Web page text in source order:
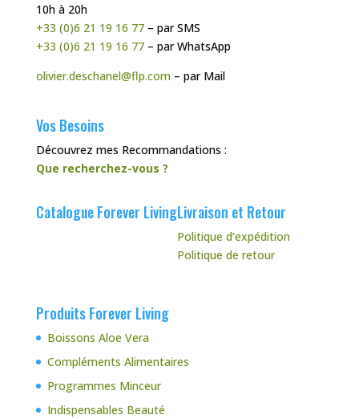
10h à 20h
+33 (0)6 21 19 16 77– par SMS
+33 (0)6 21 19 16 77– par WhatsApp
olivier.deschanel@flp.com– par Mail
Vos Besoins
Découvrez mes Recommandations :
Que recherchez-vous ?
Catalogue Forever LivingLivraison et Retour
Politique d’expédition
Politique de retour
Produits Forever Living
Boissons Aloe Vera
Compléments Alimentaires
Programmes Minceur
Indispensables Beauté